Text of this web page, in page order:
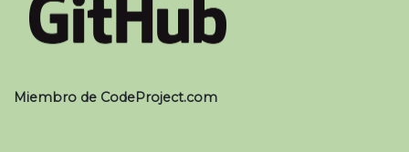
Miembro de CodeProject.com